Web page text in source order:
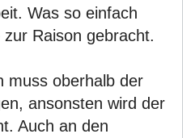
Was so einfach
Raison gebracht.
muss oberhalb der
ansonsten wird der
Auch an den